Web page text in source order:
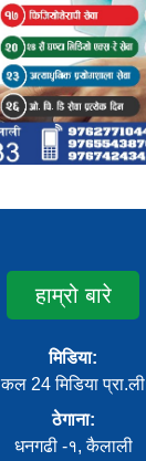
हाम्रो बारे
मिडिया:
कल 24 मिडिया प्रा.ली
ठेगाना:
धनगढी -१, कैलाली